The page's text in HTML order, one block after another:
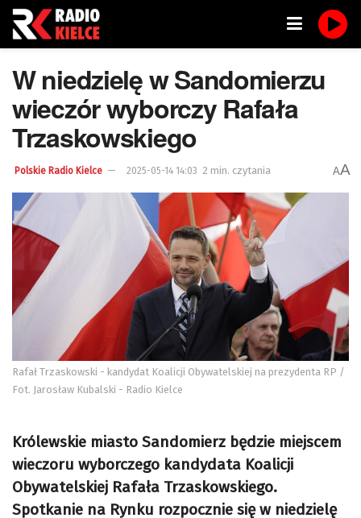
W niedzielę w Sandomierzu
wieczór wyborczy Rafała
Trzaskowskiego
Polskie Radio Kielce 2025-05-14 14:03 2 min. czytania AA
Rafał Trzaskowski - kandydat Koalicji Obywatelskiej na prezydenta RP /
Fot. Jarosław Kubalski - Radio Kielce
Królewskie miasto Sandomierz będzie miejscem
wieczoru wyborczego kandydata Koalicji
Obywatelskiej Rafała Trzaskowskiego.
Spotkanie na Rynku rozpocznie się w niedzielę